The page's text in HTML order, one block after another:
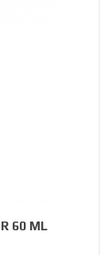
60 ML